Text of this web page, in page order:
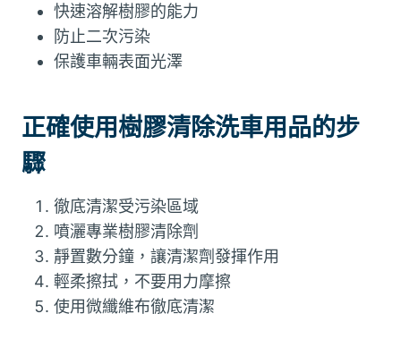
快速溶解樹膠的能力
防止二次污染
保護車輛表面光澤
正確使用樹膠清除洗車用品的步
驟
徹底清潔受污染區域
噴灑專業樹膠清除劑
靜置數分鐘，讓清潔劑發揮作用
輕柔擦拭，不要用力摩擦
使用微纖維布徹底清潔